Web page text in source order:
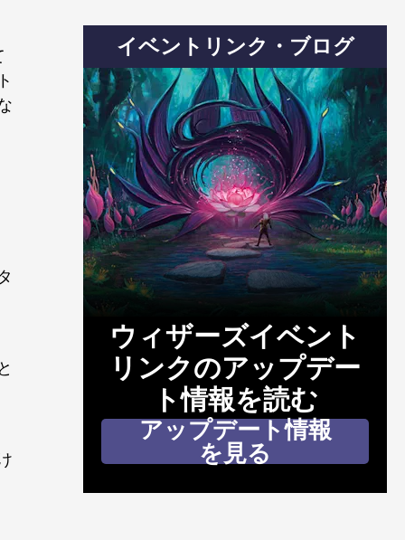
イベントリンク・ブログ
ウィザーズイベント
リンクのアップデー
ト情報を読む
アップデート情報
を見る